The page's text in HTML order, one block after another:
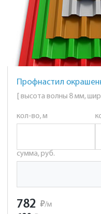
Профнастил
[ высота волны 8 мм,
кол-во, м
сумма, руб.
782 ₽/м